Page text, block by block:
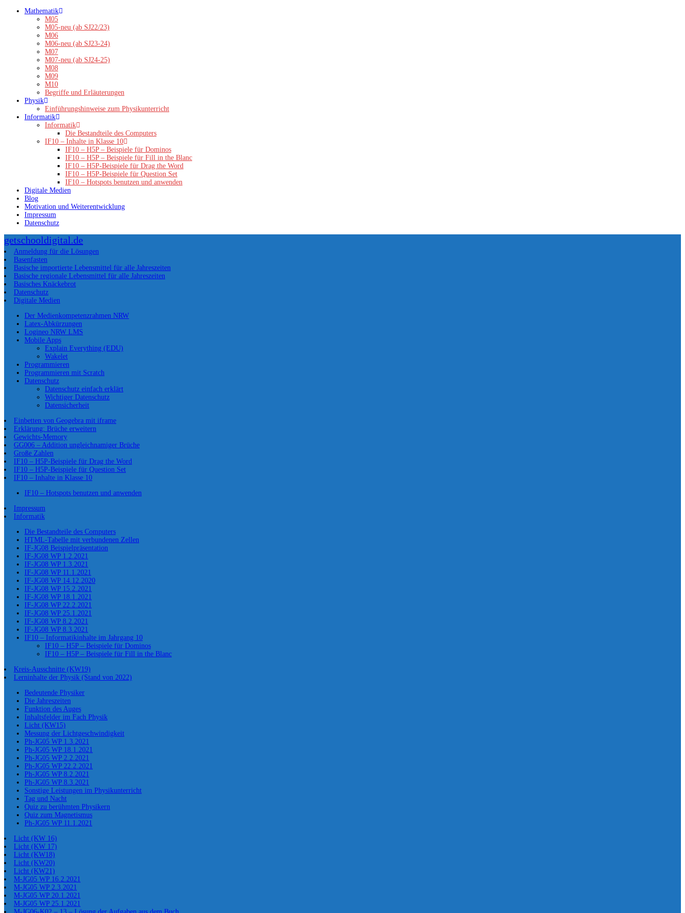
Zum
Mathematik
M05
M05-neu (ab SJ22/23)
M06
M06-neu (ab SJ23-24)
M07
M07-neu (ab SJ24-25)
M08
M09
M10
Begriffe und Erläuterungen
Physik
Einführungshinweise zum Physikunterricht
Informatik
Informatik
Die Bestandteile des Computers
IF10 – Inhalte in Klasse 10
IF10 – H5P – Beispiele für Dominos
IF10 – H5P – Beispiele für Fill in the Blanc
IF10 – H5P-Beispiele für Drag the Word
IF10 – H5P-Beispiele für Question Set
IF10 – Hotspots benutzen und anwenden
Digitale Medien
Blog
Motivation und Weiterentwicklung
Impressum
Datenschutz
getschooldigital.de
Anmeldung für die Lösungen
Basenfasten
Basische importierte Lebensmittel für alle Jahreszeiten
Basische regionale Lebensmittel für alle Jahreszeiten
Basisches Knäckebrot
Datenschutz
Digitale Medien
Der Medienkompetenzrahmen NRW
Latex-Abkürzungen
Logineo NRW LMS
Mobile Apps
Explain Everything (EDU)
Wakelet
Programmieren
Programmieren mit Scratch
Datenschutz
Datenschutz einfach erklärt
Wichtiger Datenschutz
Datensicherheit
Einbetten von Geogebra mit iframe
Erklärung: Brüche erweitern
Gewichts-Memory
GG006 – Addition ungleichnamiger Brüche
Große Zahlen
IF10 – H5P-Beispiele für Drag the Word
IF10 – H5P-Beispiele für Question Set
IF10 – Inhalte in Klasse 10
IF10 – Hotspots benutzen und anwenden
Impressum
Informatik
Die Bestandteile des Computers
HTML-Tabelle mit verbundenen Zellen
IF-JG08 Beispielpräsentation
IF-JG08 WP 1.2.2021
IF-JG08 WP 1.3.2021
IF-JG08 WP 11.1.2021
IF-JG08 WP 14.12.2020
IF-JG08 WP 15.2.2021
IF-JG08 WP 18.1.2021
IF-JG08 WP 22.2.2021
IF-JG08 WP 25.1.2021
IF-JG08 WP 8.2.2021
IF-JG08 WP 8.3.2021
IF10 – Informatikinhalte im Jahrgang 10
IF10 – H5P – Beispiele für Dominos
IF10 – H5P – Beispiele für Fill in the Blanc
Kreis-Ausschnitte (KW19)
Lerninhalte der Physik (Stand von 2022)
Bedeutende Physiker
Die Jahreszeiten
Funktion des Auges
Inhaltsfelder im Fach Physik
Licht (KW15)
Messung der Lichtgeschwindigkeit
Ph-JG05 WP 1.3.2021
Ph-JG05 WP 18.1.2021
Ph-JG05 WP 2.2.2021
Ph-JG05 WP 22.2.2021
Ph-JG05 WP 8.2.2021
Ph-JG05 WP 8.3.2021
Sonstige Leistungen im Physikunterricht
Tag und Nacht
Quiz zu berühmten Physikern
Quiz zum Magnetismus
Ph-JG05 WP 11.1.2021
Licht (KW 16)
Licht (KW 17)
Licht (KW18)
Licht (KW20)
Licht (KW21)
M-JG05 WP 16.2.2021
M-JG05 WP 2.3.2021
M-JG05 WP 20.1.2021
M-JG05 WP 25.1.2021